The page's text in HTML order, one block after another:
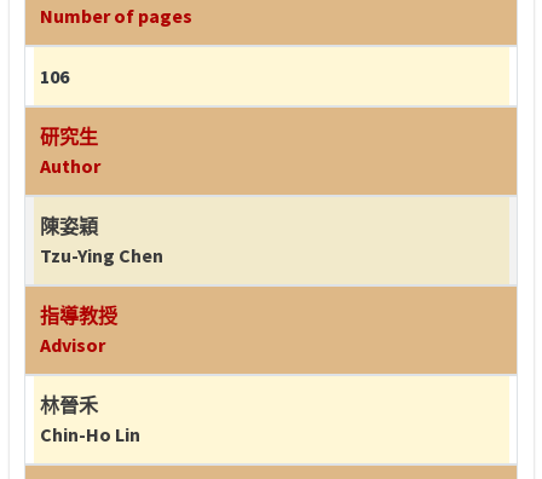
Number of pages
106
研究生
Author
陳姿穎
Tzu-Ying Chen
指導教授
Advisor
林晉禾
Chin-Ho Lin